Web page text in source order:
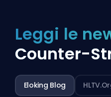
Leggi le
Counter-
Eloking Blog